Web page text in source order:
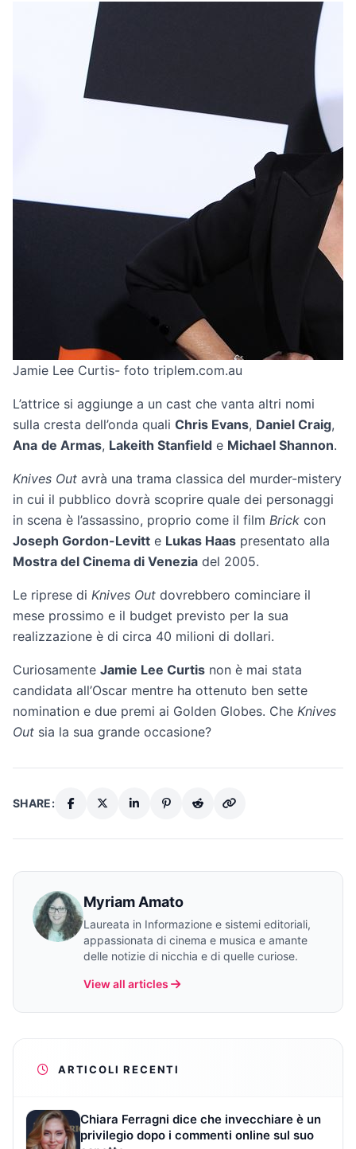
Jamie Lee Curtis- foto triplem.com.au
L’attrice si aggiunge a un cast che vanta altri nomi
sulla cresta dell’onda quali Chris Evans, Daniel Craig,
Ana de Armas, Lakeith Stanfield e Michael Shannon.
Knives Out avrà una trama classica del murder-mistery
in cui il pubblico dovrà scoprire quale dei personaggi
in scena è l’assassino, proprio come il film Brick con
Joseph Gordon-Levitt e Lukas Haas presentato alla
Mostra del Cinema di Venezia del 2005.
Le riprese di Knives Out dovrebbero cominciare il
mese prossimo e il budget previsto per la sua
realizzazione è di circa 40 milioni di dollari.
Curiosamente Jamie Lee Curtis non è mai stata
candidata all’Oscar mentre ha ottenuto ben sette
nomination e due premi ai Golden Globes. Che Knives
Out sia la sua grande occasione?
SHARE:
Myriam Amato
Laureata in Informazione e sistemi editoriali,
appassionata di cinema e musica e amante
delle notizie di nicchia e di quelle curiose.
View all articles
ARTICOLI RECENTI
Chiara Ferragni dice che invecchiare è un
privilegio dopo i commenti online sul suo